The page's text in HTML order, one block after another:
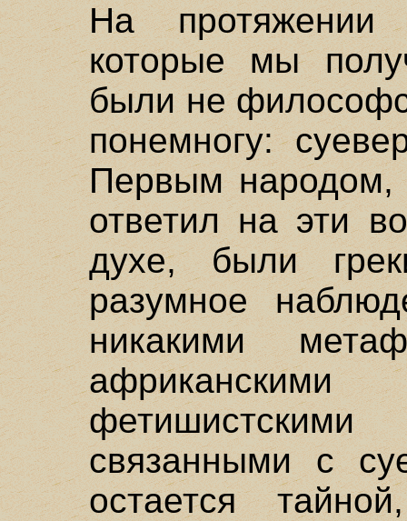
На протяжении
которые мы
были не
понемногу:
Первым народом,
ответил на эти
духе, были
разумное
никакими
связанными с
остается